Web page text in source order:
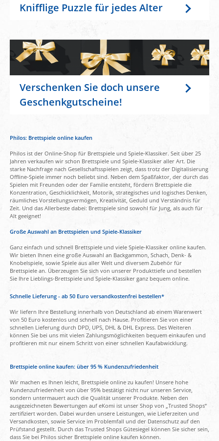
Knifflige Puzzle für jedes Alter
Verschenken Sie doch unsere
Geschenkgutscheine!
Philos: Brettspiele online kaufen
Philos ist der Online-Shop für Brettspiele und Spiele-Klassiker. Seit über 25
Jahren verkaufen wir schon Brettspiele und Spiele-Klassiker aller Art. Die
starke Nachfrage nach Gesellschaftsspielen zeigt, dass trotz der Digitalisierung
Offline-Spiele immer noch beliebt sind. Neben dem Spaßfaktor, der durch das
Spielen mit Freunden oder der Familie entsteht, fördern Brettspiele die
Konzentration, Geschicklichkeit, Motorik, strategisches und logisches Denken,
räumliches Vorstellungsvermögen, Kreativität, Geduld und Verständnis für
Zeit. Und das Allerbeste dabei: Brettspiele sind sowohl für Jung, als auch für
Alt geeignet!
Große Auswahl an Brettspielen und Spiele-Klassiker
Ganz einfach und schnell Brettspiele und viele Spiele-Klassiker online kaufen.
Wir bieten Ihnen eine große Auswahl an Backgammon, Schach, Denk- &
Knobelspiele, sowie Spiele aus aller Welt und diversem Zubehör für
Brettspiele an. Überzeugen Sie sich von unserer Produkttiefe und bestellen
Sie Ihre Lieblings-Brettspiele und Spiele-Klassiker ganz bequem online.
Schnelle Lieferung - ab 50 Euro versandkostenfrei bestellen*
Wir liefern Ihre Bestellung innerhalb von Deutschland ab einem Warenwert
von 50 Euro kostenlos und schnell nach Hause. Profitieren Sie von einer
schnellen Lieferung durch DPD, UPS, DHL & DHL Express. Des Weiteren
können Sie bei uns mit vielen Zahlungsmöglichkeiten bequem einkaufen und
profitieren mit nur einem Schritt von einer schnellen Kaufabwicklung.
Brettspiele online kaufen: über 95 % Kundenzufriedenheit
Wir machen es Ihnen leicht, Brettspiele online zu kaufen! Unsere hohe
Kundenzufriedenheit von über 95% bestätigt nicht nur unseren Service,
sondern untermauert auch die Qualität unserer Produkte. Neben den
ausgezeichneten Bewertungen auf eKomi ist unser Shop von „Trusted Shops“
zertifiziert worden. Dabei wurden unsere Leistungen, wie Lieferzeiten und
Versandkosten, sowie Service im Problemfall und der Datenschutz auf den
Prüfstand gestellt. Durch das Trusted Shops Gütesiegel können Sie sicher sein,
dass Sie bei Philos sicher Brettspiele online kaufen können.